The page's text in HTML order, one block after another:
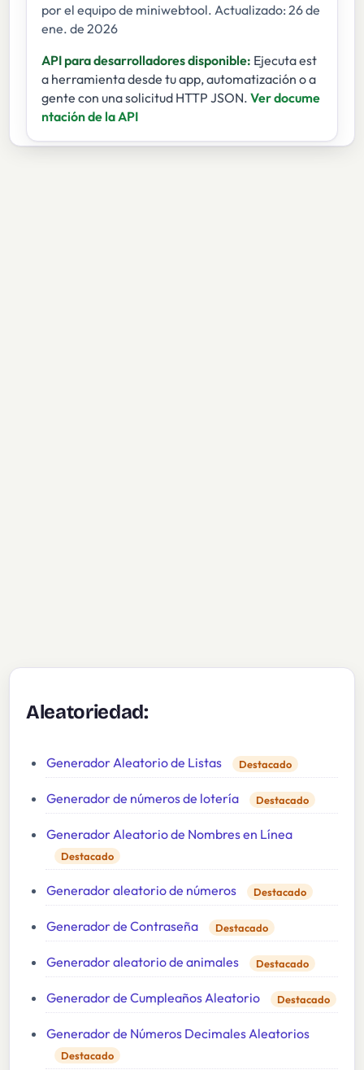
por el equipo de miniwebtool. Actualizado: 26 de
ene. de 2026
API para desarrolladores disponible: Ejecuta est
a herramienta desde tu app, automatización o a
gente con una solicitud HTTP JSON. Ver docume
ntación de la API
Aleatoriedad:
Generador Aleatorio de Listas Destacado
Generador de números de lotería Destacado
Generador Aleatorio de Nombres en Línea
Destacado
Generador aleatorio de números Destacado
Generador de Contraseña Destacado
Generador aleatorio de animales Destacado
Generador de Cumpleaños Aleatorio Destacado
Generador de Números Decimales Aleatorios
Destacado